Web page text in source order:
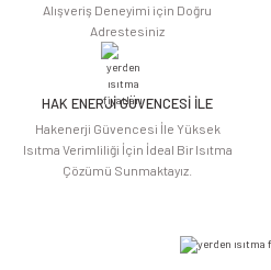
Alışveriş Deneyimi için Doğru
Adrestesiniz
HAK ENERJİ GÜVENCESİ İLE
Hakenerji Güvencesi İle Yüksek
Isıtma Verimliliği İçin İdeal Bir Isıtma
Çözümü Sunmaktayız.